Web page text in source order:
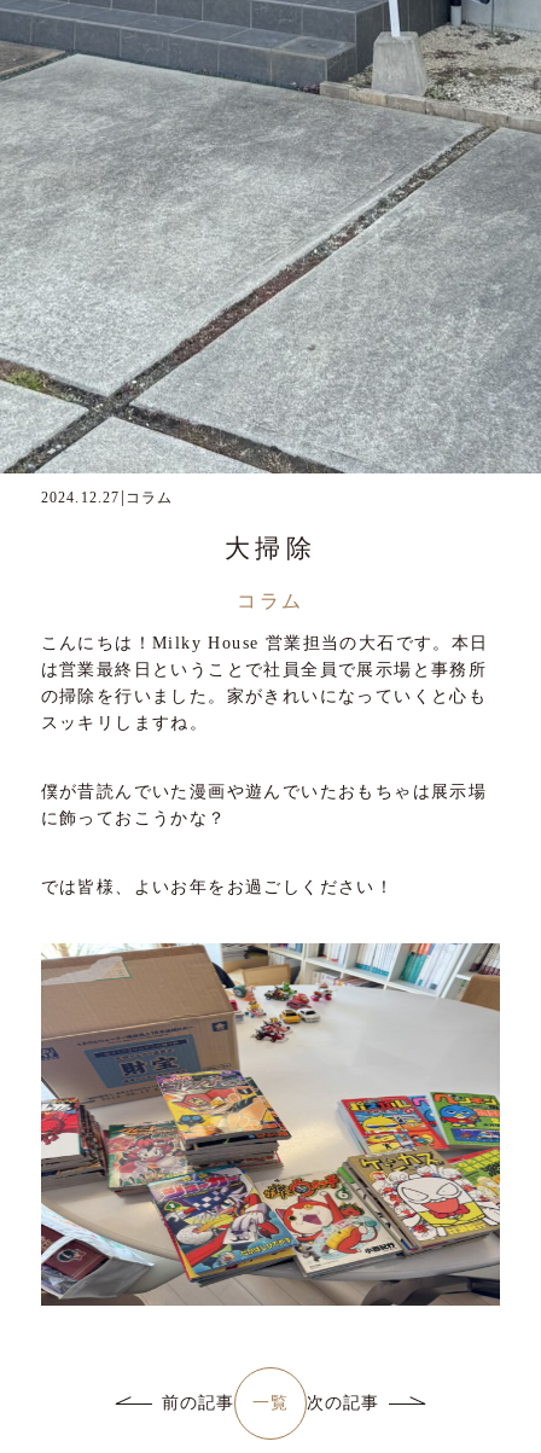
2024.12.27 コラム
大掃除
コラム
こんにちは！Milky House 営業担当の大石です。本日
は営業最終日ということで社員全員で展示場と事務所
の掃除を行いました。家がきれいになっていくと心も
スッキリしますね。
僕が昔読んでいた漫画や遊んでいたおもちゃは展示場
に飾っておこうかな？
では皆様、よいお年をお過ごしください！
前の記事 一覧 次の記事